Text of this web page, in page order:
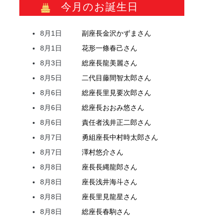
今月のお誕生日
8月1日 副座長金沢かずま さん
8月1日
花形一條春己さん
8月3日
総座長龍美麗さん
8月5日
二代目藤間智太郎さん
8月6日
総座長里見要次郎さん
8月6日
総座長おおみ悠さん
8月6日
責任者浅井正二郎さん
8月7日
勇組座長中村時太郎さん
8月7日
澤村悠介さん
8月8日
座長長縄龍郎さん
8月8日
座長浅井海斗さん
8月8日
座長里見龍星さん
8月8日
総座長春駒さん